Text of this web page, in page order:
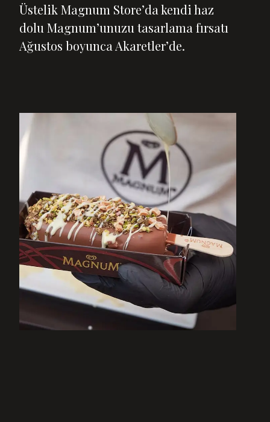
Üstelik Magnum Store’da kendi haz
dolu Magnum’unuzu tasarlama fırsatı
Ağustos boyunca Akaretler’de.